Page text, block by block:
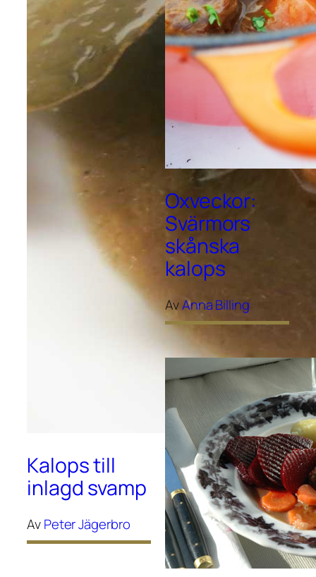
Kalops till
inlagd svamp
AvPeter Jägerbro
Oxveckor:
Svärmors
skånska
kalops
AvAnna Billing